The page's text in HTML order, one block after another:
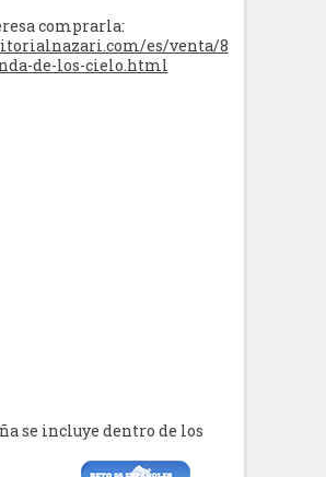
comprarla:
es/venta/8
de-los-cielo.html
se incluye dentro de los